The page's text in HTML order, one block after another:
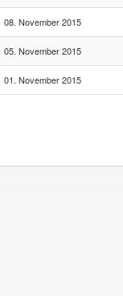
08. November 2015
05. November 2015
01. November 2015